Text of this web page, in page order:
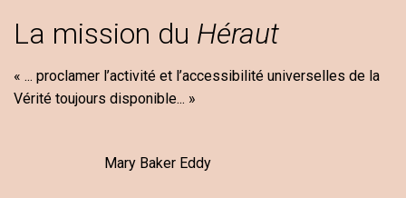
La mission du Héraut
« ... proclamer l’activité et l’accessibilité universelles de la
Vérité toujours disponible... »
Mary Baker Eddy